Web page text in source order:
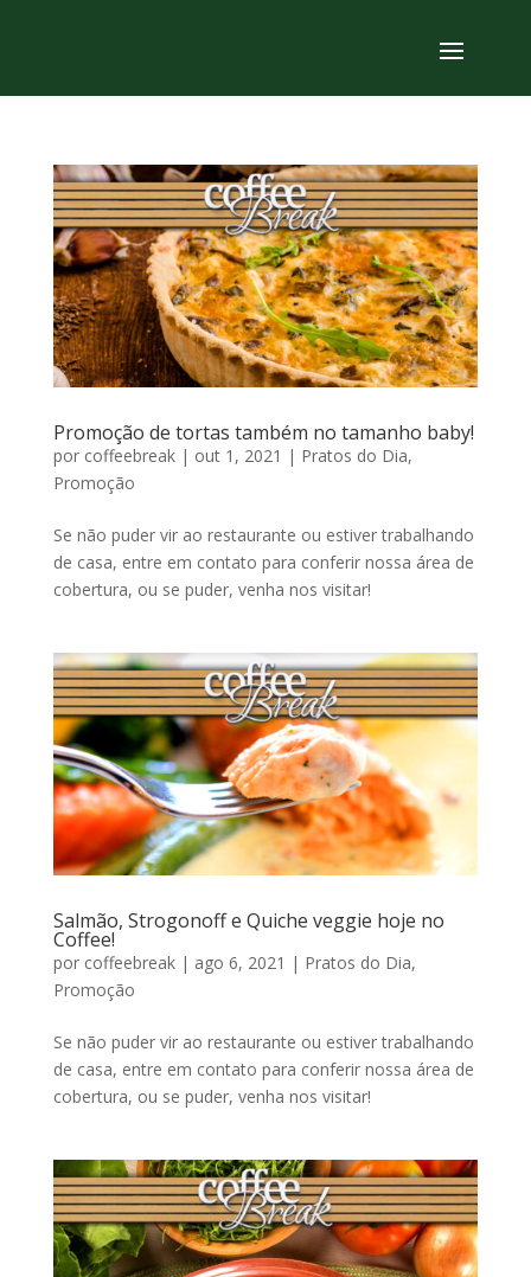
Promoção de tortas também no tamanho baby!
por coffeebreak| out 1, 2021 | Pratos do Dia,
Promoção
Se não puder vir ao restaurante ou estiver trabalhando
de casa, entre em contato para conferir nossa área de
cobertura, ou se puder, venha nos visitar!
Salmão, Strogonoff e Quiche veggie hoje no
Coffee!
por coffeebreak| ago 6, 2021 | Pratos do Dia,
Promoção
Se não puder vir ao restaurante ou estiver trabalhando
de casa, entre em contato para conferir nossa área de
cobertura, ou se puder, venha nos visitar!